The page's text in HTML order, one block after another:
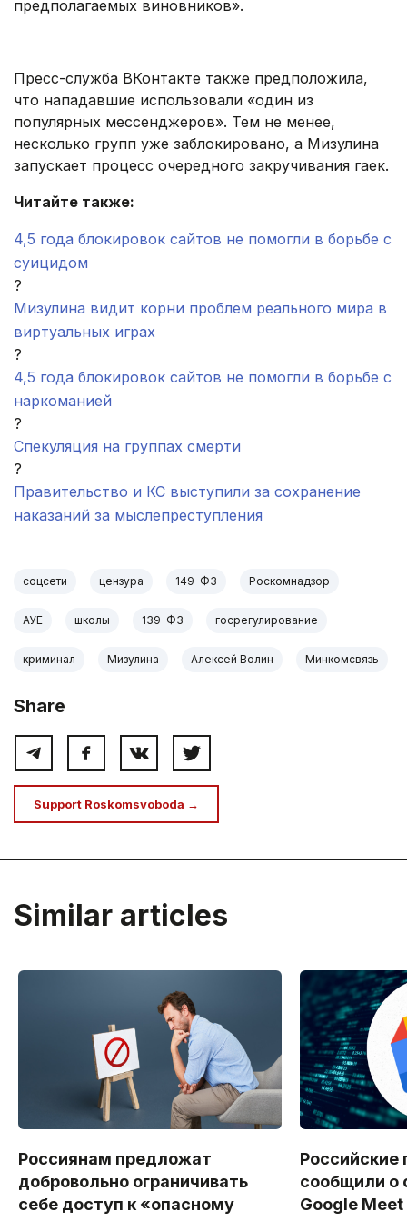
предполагаемых виновников».
Пресс-служба ВКонтакте также предположила,
что нападавшие использовали «один из
популярных мессенджеров». Тем не менее,
несколько групп уже заблокировано, а Мизулина
запускает процесс очередного закручивания гаек.
Читайте также:
4,5 года блокировок сайтов не помогли в борьбе с
суицидом
?
Мизулина видит корни проблем реального мира в
виртуальных играх
?
4,5 года блокировок сайтов не помогли в борьбе с
наркоманией
?
Спекуляция на группах смерти
?
Правительство и КС выступили за сохранение
наказаний за мыслепреступления
соцсети цензура 149-ФЗ Роскомнадзор
АУЕ школы 139-ФЗ госрегулирование
криминал Мизулина Алексей Волин Минкомсвязь
Share
Support Roskomsvoboda →
Similar articles
Россиянам предложат
добровольно ограничивать
себе доступ к «опасному
Российские
сообщили о
Google Meet